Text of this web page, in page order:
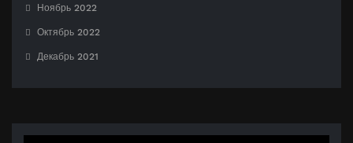
Ноябрь 2022
Октябрь 2022
Декабрь 2021